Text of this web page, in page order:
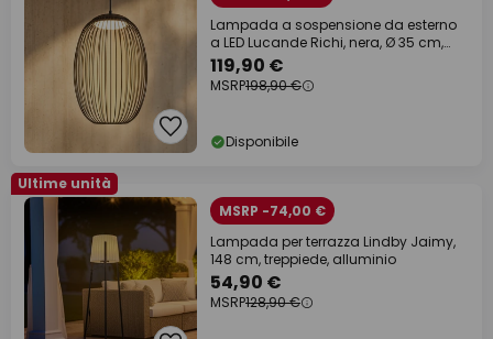
Lampada a sospensione da esterno
a LED Lucande Richi, nera, Ø 35 cm,
dimmerabile
119,90 €
MSRP198,90 €
Disponibile
Ultime unità
MSRP -74,00 €
Lampada per terrazza Lindby Jaimy,
148 cm, treppiede, alluminio
54,90 €
MSRP128,90 €